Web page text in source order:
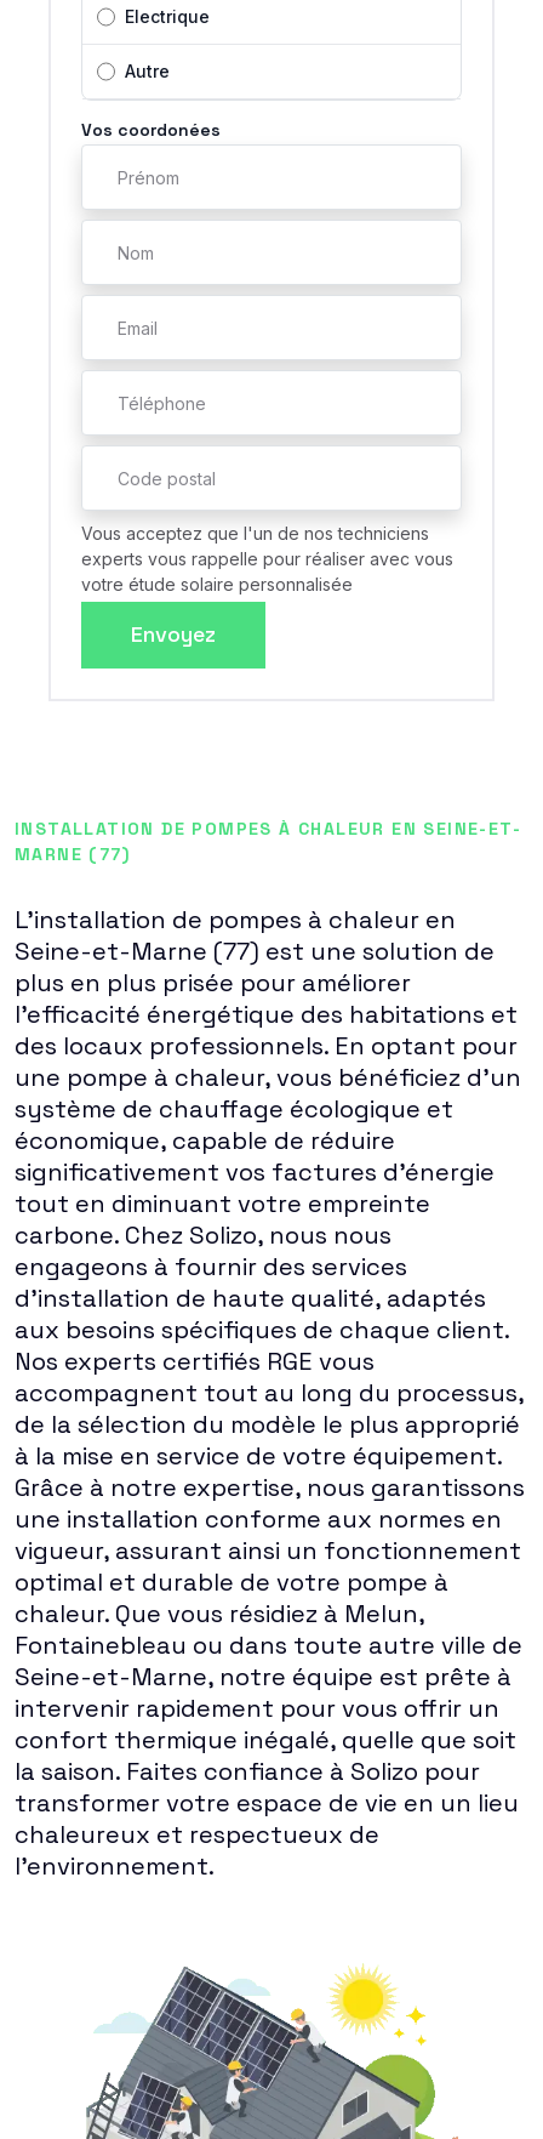
Electrique
Autre
Vos coordonées
Vous acceptez que l'un de nos techniciens
experts vous rappelle pour réaliser avec vous
votre étude solaire personnalisée
Envoyez
INSTALLATION DE POMPES À CHALEUR EN SEINE-ET-
MARNE (77)
L'installation de pompes à chaleur en
Seine-et-Marne (77) est une solution de
plus en plus prisée pour améliorer
l'efficacité énergétique des habitations et
des locaux professionnels. En optant pour
une pompe à chaleur, vous bénéficiez d'un
système de chauffage écologique et
économique, capable de réduire
significativement vos factures d'énergie
tout en diminuant votre empreinte
carbone. Chez Solizo, nous nous
engageons à fournir des services
d'installation de haute qualité, adaptés
aux besoins spécifiques de chaque client.
Nos experts certifiés RGE vous
accompagnent tout au long du processus,
de la sélection du modèle le plus approprié
à la mise en service de votre équipement.
Grâce à notre expertise, nous garantissons
une installation conforme aux normes en
vigueur, assurant ainsi un fonctionnement
optimal et durable de votre pompe à
chaleur. Que vous résidiez à Melun,
Fontainebleau ou dans toute autre ville de
Seine-et-Marne, notre équipe est prête à
intervenir rapidement pour vous offrir un
confort thermique inégalé, quelle que soit
la saison. Faites confiance à Solizo pour
transformer votre espace de vie en un lieu
chaleureux et respectueux de
l'environnement.